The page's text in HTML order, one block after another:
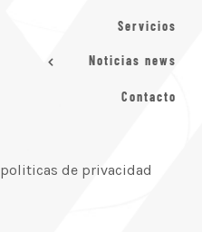
Servicios
Noticias news
Contacto
politicas de privacidad